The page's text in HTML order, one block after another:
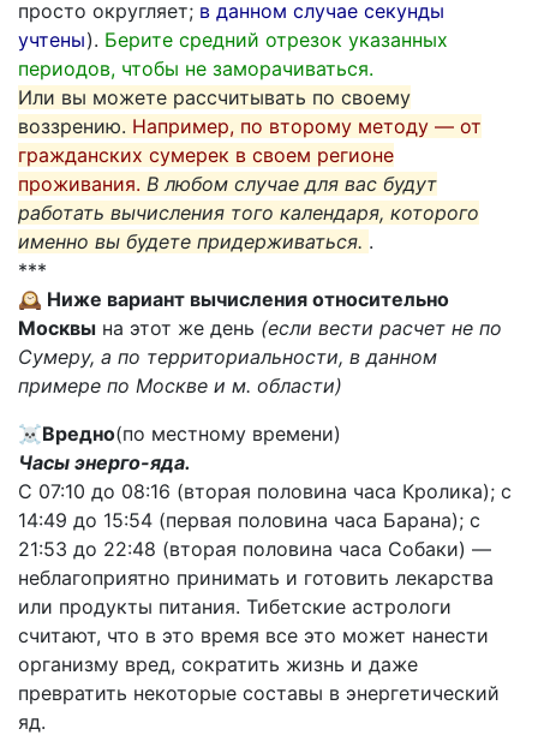
просто округляет; в данном случае секунды
учтены). Берите средний отрезок указанных
периодов, чтобы не заморачиваться.
Или вы можете рассчитывать по своему
воззрению. Например, по второму методу — от
гражданских сумерек в своем регионе
проживания. В любом случае для вас будут
работать вычисления того календаря, которого
именно вы будете придерживаться. .
***
🕰️ Ниже вариант вычисления относительно
Москвы на этот же день (если вести расчет не по
Сумеру, а по территориальности, в данном
примере по Москве и м. области)
☠️Вредно(по местному времени)
Часы энерго-яда.
С 07:10 до 08:16 (вторая половина часа Кролика); с
14:49 до 15:54 (первая половина часа Барана); с
21:53 до 22:48 (вторая половина часа Собаки) —
неблагоприятно принимать и готовить лекарства
или продукты питания. Тибетские астрологи
считают, что в это время все это может нанести
организму вред, сократить жизнь и даже
превратить некоторые составы в энергетический
яд.